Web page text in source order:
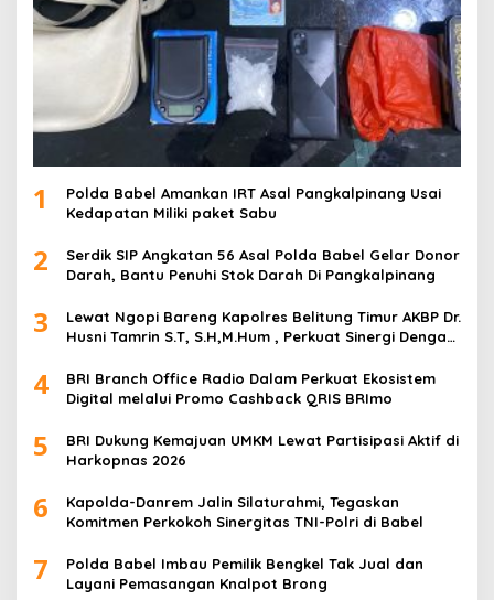
1
Polda Babel Amankan IRT Asal Pangkalpinang Usai
Kedapatan Miliki paket Sabu
2
Serdik SIP Angkatan 56 Asal Polda Babel Gelar Donor
Darah, Bantu Penuhi Stok Darah Di Pangkalpinang
3
Lewat Ngopi Bareng Kapolres Belitung Timur AKBP Dr.
Husni Tamrin S.T, S.H,M.Hum , Perkuat Sinergi Dengan
4
BRI Branch Office Radio Dalam Perkuat Ekosistem
Digital melalui Promo Cashback QRIS BRImo
5
BRI Dukung Kemajuan UMKM Lewat Partisipasi Aktif di
Harkopnas 2026
6
Kapolda-Danrem Jalin Silaturahmi, Tegaskan
Komitmen Perkokoh Sinergitas TNI-Polri di Babel
7
Polda Babel Imbau Pemilik Bengkel Tak Jual dan
Layani Pemasangan Knalpot Brong